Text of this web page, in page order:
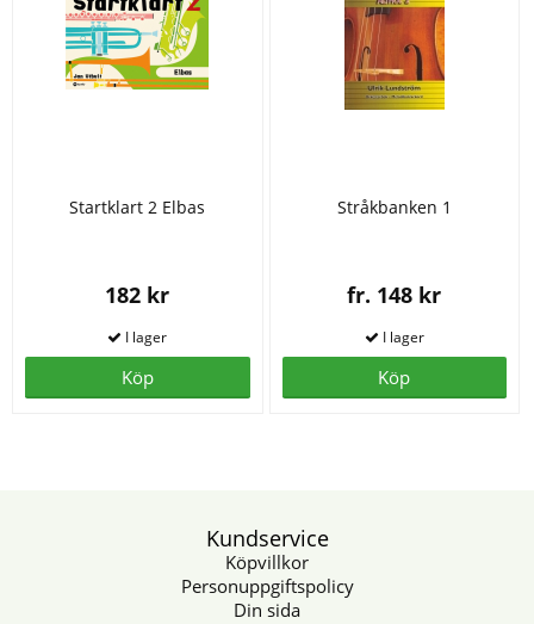
Startklart 2 Elbas
182 kr
Köp
Stråkbanken 1
fr. 148 kr
Köp
Kundservice
Köpvillkor
Personuppgiftspolicy
Din sida